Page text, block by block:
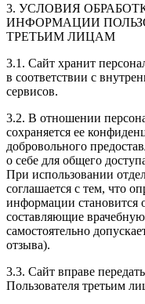
3. УСЛОВИЯ
ИНФОРМАЦИИ
ТРЕТЬИМ ЛИЦАМ
3.1. Сайт хранит
в соответствии с
сервисов.
3.2. В отношении
сохраняется ее
добровольного
о себе для общего
При использовании
соглашается с тем, что
информации становится
составляющие врачебную
самостоятельно
отзыва).
3.3. Сайт вправе
Пользователя третьим